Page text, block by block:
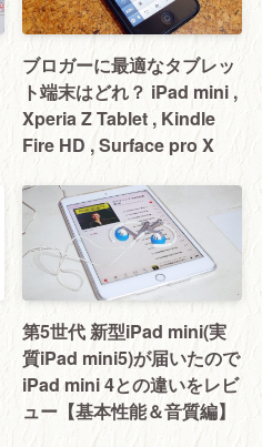
ブロガーに最適なタブレッ
ト端末はどれ？ iPad mini ,
Xperia Z Tablet , Kindle
Fire HD , Surface pro X
第5世代 新型iPad mini(実
質iPad mini5)が届いたので
iPad mini 4との違いをレビ
ュー【基本性能＆音質編】